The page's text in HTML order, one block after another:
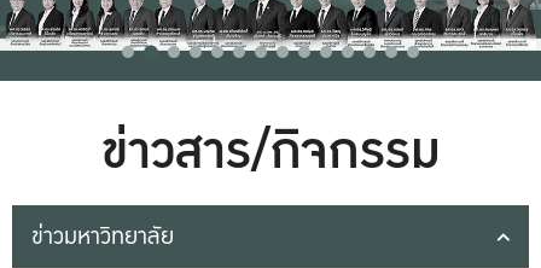
ข่าวสาร/กิจกรรม
ข่าวมหาวิทยาลัย